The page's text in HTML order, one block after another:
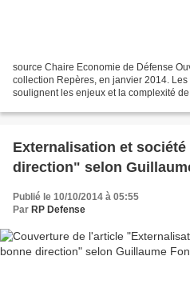
source Chaire Economie de Défense
collection Repères, en janvier 2014.
soulignent les enjeux et la complexité
Externalisation et
direction" selon
Publié le 10/10/2014 à 05:55
Par RP Defense